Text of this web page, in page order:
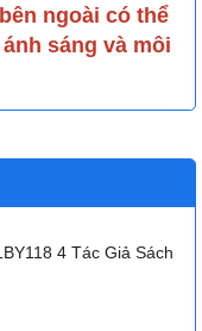
ngoài có thể
sáng và môi
4 Tác Giả Sách